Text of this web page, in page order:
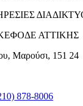
ΑΤΤΙΚΗΣ
Μαρούσι, 151 24
878-8006